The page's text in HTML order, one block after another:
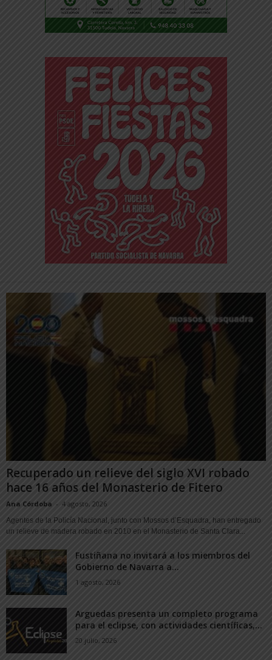
Recuperado un relieve del siglo XVI robado
hace 16 años del Monasterio de Fitero
Ana Córdoba - 4 agosto, 2026
Agentes de la Policía Nacional, junto con Mossos d’Esquadra, han entregado
un relieve de madera robado en 2010 en el Monasterio de Santa Clara...
Fustiñana no invitará a los miembros del
Gobierno de Navarra a...
1 agosto, 2026
Arguedas presenta un completo programa
para el eclipse, con actividades científicas,...
20 julio, 2026